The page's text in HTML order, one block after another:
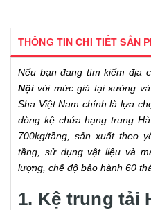
THÔNG TIN CHI TIẾT SẢN
Nếu bạn đang tìm kiếm địa
Nội với mức giá tại xưởng
Sha Việt Nam chính là lựa
dòng kệ chứa hạng trung
700kg/tầng, sản xuất theo
tầng, sử dụng vật liệu và
lượng, chế độ bảo hành 60
1. Kệ trung tải